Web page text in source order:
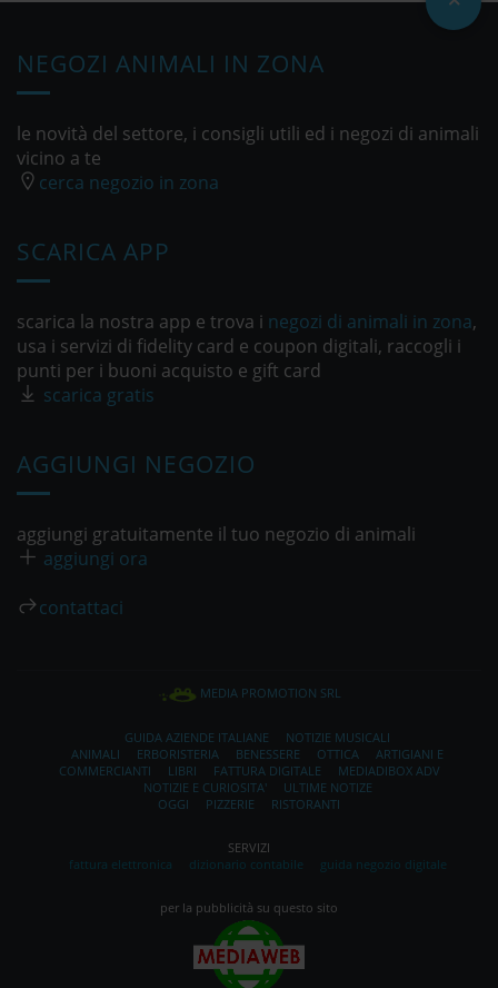
NEGOZI ANIMALI IN ZONA
le novità del settore, i consigli utili ed i negozi di animali
vicino a te
cerca negozio in zona
SCARICA APP
scarica la nostra app e trova i negozi di animali in zona,
usa i servizi di fidelity card e coupon digitali, raccogli i
punti per i buoni acquisto e gift card
scarica gratis
AGGIUNGI NEGOZIO
aggiungi gratuitamente il tuo negozio di animali
aggiungi ora
contattaci
MEDIA PROMOTION SRL
GUIDA AZIENDE ITALIANE
NOTIZIE MUSICALI
ANIMALI
ERBORISTERIA BENESSERE OTTICA
ARTIGIANI E
COMMERCIANTI
LIBRI FATTURA DIGITALE
MEDIADIBOX ADV
NOTIZIE E CURIOSITA'
ULTIME NOTIZE
OGGI
PIZZERIE RISTORANTI
SERVIZI
fattura elettronica
dizionario contabile guida negozio digitale
per la pubblicità su questo sito